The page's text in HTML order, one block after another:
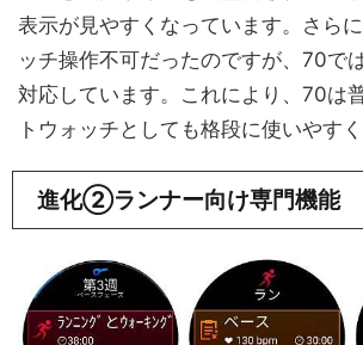
表示が見やすくなっています。さら
ッチ操作不可だったのですが、70で
対応しています。これにより、70は
トウォッチとしても格段に使いやす
進化②ランナー向け専門機能